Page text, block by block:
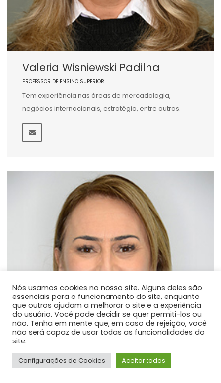
Valeria Wisniewski Padilha
PROFESSOR DE ENSINO SUPERIOR
Tem experiência nas áreas de mercadologia,
negócios internacionais, estratégia, entre outras.
Nós usamos cookies no nosso site. Alguns deles são
essenciais para o funcionamento do site, enquanto
que outros ajudam a melhorar o site e a experiência
do usuário. Você pode decidir se quer permiti-los ou
não. Tenha em mente que, em caso de rejeição, você
não será capaz de usar todas as funcionalidades do
site.
Configurações de Cookies Aceitar todos